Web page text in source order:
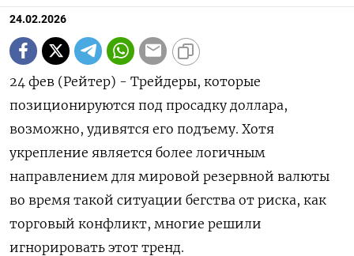
24.02.2026
24 фев (Рейтер) - Трейдеры, которые
позиционируются под просадку доллара,
возможно, удивятся его подъему. Хотя
укрепление является более логичным
направлением для мировой резервной валюты
во время такой ситуации бегства ‌от риска, как
торговый конфликт, многие решили
игнорировать этот тренд.